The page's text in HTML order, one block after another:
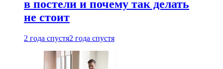
в постели и почему так делать
не стоит
2 года спустя2 года спустя